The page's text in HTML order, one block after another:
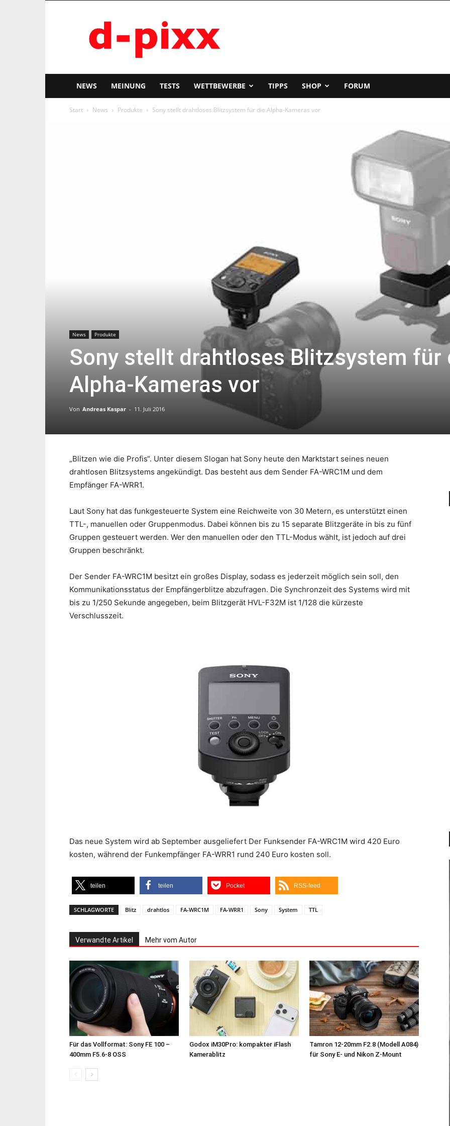
pixx
NEWS MEINUNG TESTS WETTBEWERBE TIPPS SHOP FORUM
Start News Produkte Sony stellt drahtloses Blitzsystem für die Alpha-Kameras vor
News Produkte
Sony stellt drahtloses Blitzsystem für
Alpha-Kameras vor
Von Andreas Kaspar - 11. Juli 2016
„Blitzen wie die Profis“. Unter diesem Slogan hat Sony heute den Marktstart seines neuen
drahtlosen Blitzsystems angekündigt. Das besteht aus dem Sender FA-WRC1M und dem
Empfänger FA-WRR1.
Laut Sony hat das funkgesteuerte System eine Reichweite von 30 Metern, es unterstützt einen
TTL-, manuellen oder Gruppenmodus. Dabei können bis zu 15 separate Blitzgeräte in bis zu fünf
Gruppen gesteuert werden. Wer den manuellen oder den TTL-Modus wählt, ist jedoch auf drei
Gruppen beschränkt.
Der Sender FA-WRC1M besitzt ein großes Display, sodass es jederzeit möglich sein soll, den
Kommunikationsstatus der Empfängerblitze abzufragen. Die Synchronzeit des Systems wird mit
bis zu 1/250 Sekunde angegeben, beim Blitzgerät HVL-F32M ist 1/128 die kürzeste
Verschlusszeit.
Das neue System wird ab September ausgeliefert Der Funksender FA-WRC1M wird 420 Euro
kosten, während der Funkempfänger FA-WRR1 rund 240 Euro kosten soll.
teilen teilen Pocket RSS-feed
SCHLAGWORTE Blitz drahtlos FA-WRC1M FA-WRR1 Sony System TTL
Verwandte Artikel Mehr vom Autor
Für das Vollformat: Sony FE 100 –
400mm F5.6-8 OSS
Godox iM30Pro: kompakter iFlash
Kamerablitz
Tamron 12-20mm F2.8 (Modell A084)
für Sony E- und Nikon Z-Mount